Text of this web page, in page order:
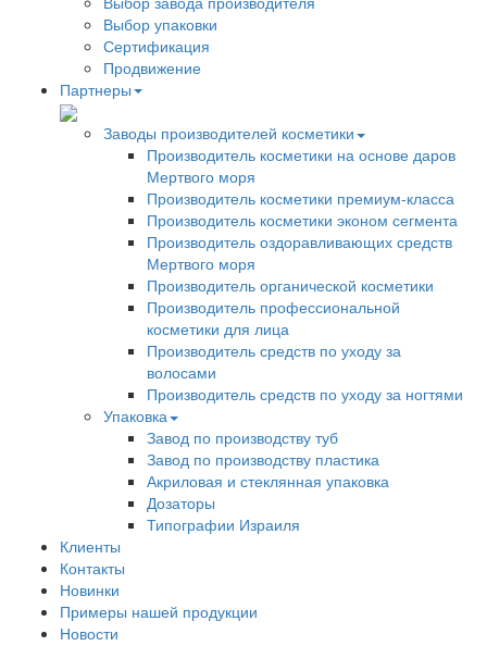
Выбор упаковки
Сертификация
Продвижение
Партнеры
Заводы производителей косметики
Производитель косметики на основе даров
Мертвого моря
Производитель косметики премиум-класса
Производитель косметики эконом сегмента
Производитель оздоравливающих средств
Мертвого моря
Производитель органической косметики
Производитель профессиональной
косметики для лица
Производитель средств по уходу за
волосами
Производитель средств по уходу за ногтями
Упаковка
Завод по производству туб
Завод по производству пластика
Акриловая и стеклянная упаковка
Дозаторы
Типографии Израиля
Клиенты
Контакты
Новинки
Примеры нашей продукции
Новости